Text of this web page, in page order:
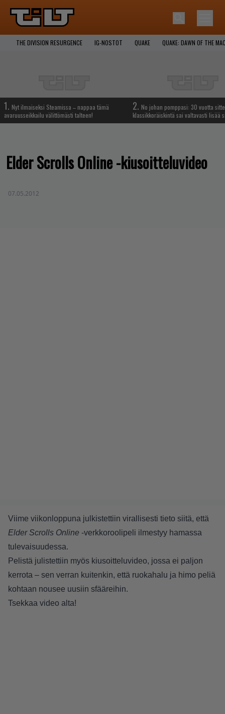
THE DIVISION RESURGENCE IG-NOSTOT QUAKE QUAKE: DAWN OF THE
1. Nyt ilmaiseksi Steamissa – nappaa tämä
avaruusseikkailu välittömästi talteen!
2. No johan pomppasi: 30 vuotta
klassikkoräiskintä sai valtavasti lisää
Elder Scrolls Online -kiusoitteluvideo
07.05.2012
Viime viikonloppuna julkistettiin virallisesti tieto siitä, että
Elder Scrolls Online -verkkoroolipeli ilmestyy hamassa
tulevaisuudessa.
Pelistä julistettiin myös kiusoitteluvideo, jossa ei paljon
kerrota – sen verran kuitenkin, että ruokahalu ja himo peliä
kohtaan nousee uusiin sfääreihin.
Tsekkaa video alta!